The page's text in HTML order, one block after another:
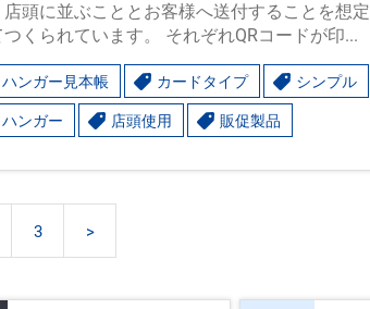
店頭に並ぶこととお客様へ送付することを想定
つくられています。 それぞれQRコードが印...
ハンガー見本帳 カードタイプ シンプル
ハンガー 店頭使用 販促製品
3 >